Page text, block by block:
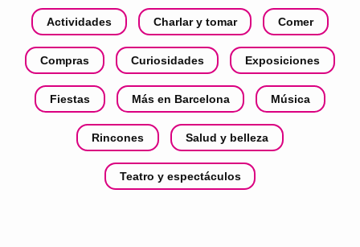
Actividades Charlar y tomar Comer
Compras Curiosidades Exposiciones
Fiestas Más en Barcelona Música
Rincones Salud y belleza
Teatro y espectáculos